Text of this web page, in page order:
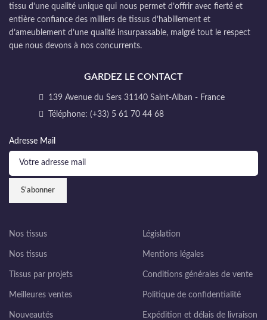
tissu d’une qualité unique qui nous permet d’offrir avec fierté et
entière confiance des milliers de tissus d’habillement et
d’ameublement d’une qualité insurpassable, malgré tout le respect
que nous devons à nos concurrents.
GARDEZ LE CONTACT
139 Avenue du Sers 31140 Saint-Alban - France
Téléphone: (+33) 5 61 70 44 68
Adresse Mail
Nos tissus
Nos tissus
Tissus par projets
Meilleures ventes
Nouveautés
Législation
Mentions légales
Conditions générales de vente
Politique de confidentialité
Expédition et délais de livraison